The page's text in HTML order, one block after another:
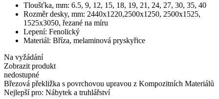
Tloušťka, mm: 6.5, 9, 12, 15, 18, 19, 21, 24, 27, 30, 35, 40
Rozměr desky, mm: 2440х1220,2500x1250, 2500x1525,
1525x3050, řezané na míru
Lepení: Fenolický
Materiál: Bříza, melaminová pryskyřice
Na vyžádání
Zobrazit produkt
nedostupné
Březová překližka s povrchovou upravou z Kompozitních Materiálů
Nejlepší pro: Nábytek a truhlářství